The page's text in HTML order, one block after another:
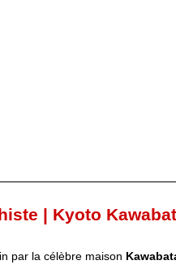
| Kyoto
par la célèbre maison